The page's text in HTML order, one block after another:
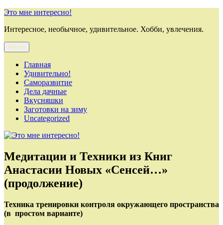
Перейти
содержимому
Это мне интересно!
Интересное, необычное, удивительное. Хобби, увлечения.
Меню
Главная
Удивительно!
Саморазвитие
Дела дачные
Вкусняшки
Заготовки на зиму
Uncategorized
Медитации и Техники из Книг
Анастасии Новых «Сенсей…»
(продолжение)
Техника тренировки кон­троля окружающего пространства
(в простом варианте)